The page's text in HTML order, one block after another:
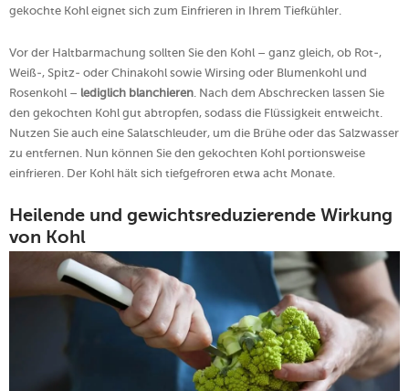
gekochte Kohl eignet sich zum Einfrieren in Ihrem Tiefkühler.
Vor der Haltbarmachung sollten Sie den Kohl – ganz gleich, ob Rot-,
Weiß-, Spitz- oder Chinakohl sowie Wirsing oder Blumenkohl und
Rosenkohl – lediglich blanchieren . Nach dem Abschrecken lassen Sie
den gekochten Kohl gut abtropfen, sodass die Flüssigkeit entweicht.
Nutzen Sie auch eine Salatschleuder, um die Brühe oder das Salzwasser
zu entfernen. Nun können Sie den gekochten Kohl portionsweise
einfrieren. Der Kohl hält sich tiefgefroren etwa acht Monate.
Heilende und gewichtsreduzierende Wirkung
von Kohl